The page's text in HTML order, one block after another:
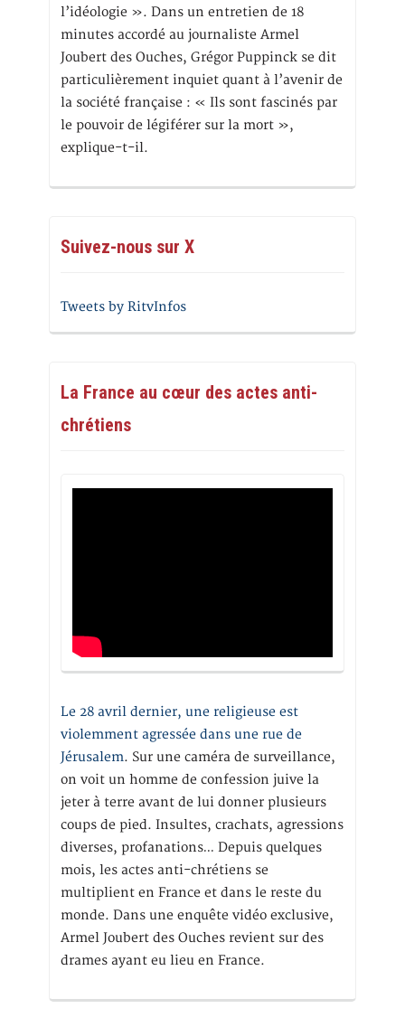
l’idéologie ». Dans un entretien de 18
minutes accordé au journaliste Armel
Joubert des Ouches, Grégor Puppinck se dit
particulièrement inquiet quant à l’avenir de
la société française : « Ils sont fascinés par
le pouvoir de légiférer sur la mort »,
explique-t-il.
Suivez-nous sur X
Tweets by RitvInfos
La France au cœur des actes anti-
chrétiens
Le 28 avril dernier, une religieuse est
violemment agressée dans une rue de
Jérusalem. Sur une caméra de surveillance,
on voit un homme de confession juive la
jeter à terre avant de lui donner plusieurs
coups de pied. Insultes, crachats, agressions
diverses, profanations… Depuis quelques
mois, les actes anti-chrétiens se
multiplient en France et dans le reste du
monde. Dans une enquête vidéo exclusive,
Armel Joubert des Ouches revient sur des
drames ayant eu lieu en France.